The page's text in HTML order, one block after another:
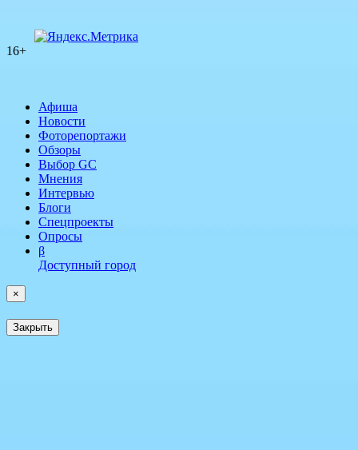
16+
Афиша
Новости
Фоторепортажи
Обзоры
Выбор GC
Мнения
Интервью
Блоги
Спецпроекты
Опросы
β
Доступный город
×
Закрыть